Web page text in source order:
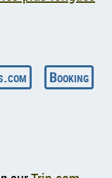
Booking